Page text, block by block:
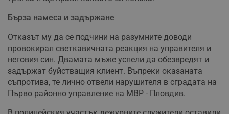
Бърза намеса и задържане
Отказът му да се подчини на разумните доводи
провокирал светкавичната реакция на управителя и
неговия син. Двамата мъже успели да обезвредят и
задържат буйстващия клиент. Въпреки оказаната
съпротива, те лично отвели нарушителя в сградата на
Първо районно управление на МВР - Пловдив.